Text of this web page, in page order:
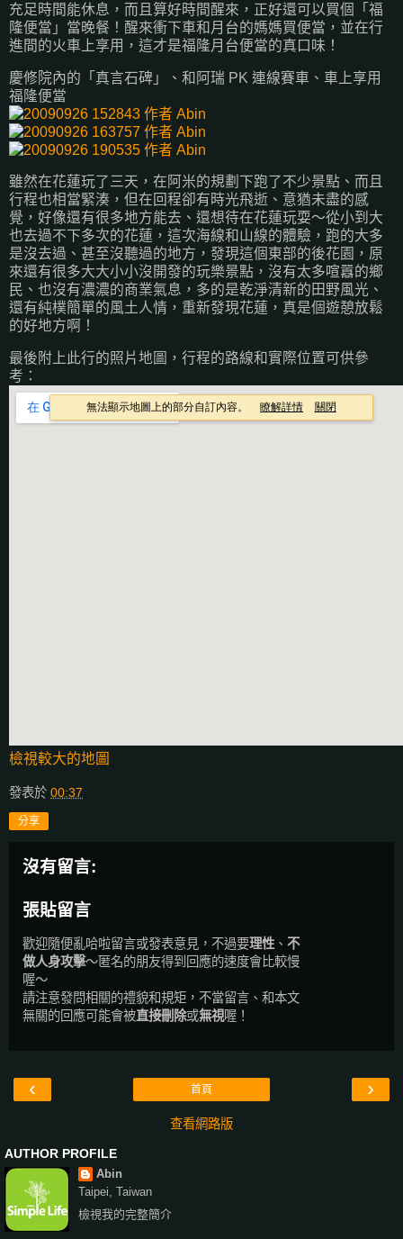
充足時間能休息，而且算好時間醒來，正好還可以買個「福
隆便當」當晚餐！醒來衝下車和月台的媽媽買便當，並在行
進間的火車上享用，這才是福隆月台便當的真口味！
慶修院內的「真言石碑」、和阿瑞 PK 連線賽車、車上享用
福隆便當
雖然在花蓮玩了三天，在阿米的規劃下跑了不少景點、而且
行程也相當緊湊，但在回程卻有時光飛逝、意猶未盡的感
覺，好像還有很多地方能去、還想待在花蓮玩耍～從小到大
也去過不下多次的花蓮，這次海線和山線的體驗，跑的大多
是沒去過、甚至沒聽過的地方，發現這個東部的後花園，原
來還有很多大大小小沒開發的玩樂景點，沒有太多喧囂的鄉
民、也沒有濃濃的商業氣息，多的是乾淨清新的田野風光、
還有純樸簡單的風土人情，重新發現花蓮，真是個遊憩放鬆
的好地方啊！
最後附上此行的照片地圖，行程的路線和實際位置可供參
考：
檢視較大的地圖
發表於 00:37
分享
沒有留言:
張貼留言
歡迎隨便亂哈啦留言或發表意見，不過要理性 、 不
做人身攻擊～匿名的朋友得到回應的速度會比較慢
喔～
請注意發問相關的禮貌和規矩，不當留言、和本文
無關的回應可能會被直接刪除或無視喔！
‹ ›
首頁
查看網路版
AUTHOR PROFILE
Abin
Taipei, Taiwan
檢視我的完整簡介